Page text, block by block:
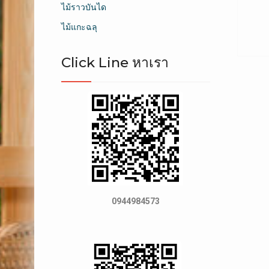
ไม้ราวบันได
ไม้แกะฉลุ
Click Line หาเรา
0944984573